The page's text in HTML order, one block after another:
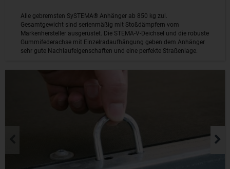
Alle gebremsten SySTEMA® Anhänger ab 850 kg zul.
Gesamtgewicht sind serienmäßig mit Stoßdämpfern vom
Markenhersteller ausgerüstet. Die STEMA-V-Deichsel und die robuste
Gummifederachse mit Einzelradaufhängung geben dem Anhänger
sehr gute Nachlaufeigenschaften und eine perfekte Straßenlage.